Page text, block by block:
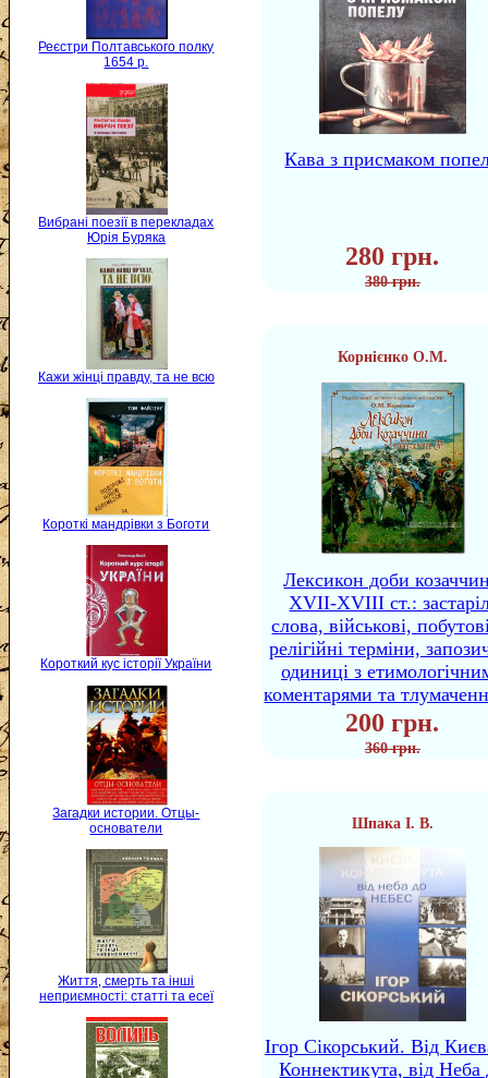
Реєстри Полтавського полку
1654 р.
Вибрані поезії в перекладах
Юрія Буряка
Кажи жінці правду, та не всю
Короткі мандрівки з Боготи
Короткий кус історії України
Загадки истории. Отцы-
основатели
Життя, смерть та інші
неприємності: статті та есеї
Кава з присмаком
280 грн.
380 грн.
Корнієнко О.М.
Лексикон доби
XVII-XVIII ст.:
слова, військові,
релігійні терміни,
одиниці з
коментарями та
200 грн.
360 грн.
Шпака І. В.
Ігор Сікорський. Від
Коннектикута, від Неба